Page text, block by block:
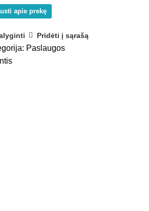
apie prekę
Pridėti į sąrašą
Paslaugos